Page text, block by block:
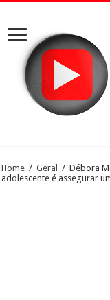
Home / Geral / Débora
adolescente é assegurar